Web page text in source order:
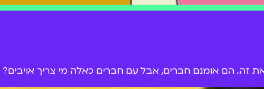
את זה. הם אומנם חברים, אבל עם חברים כאלה מי צריך אויבים?